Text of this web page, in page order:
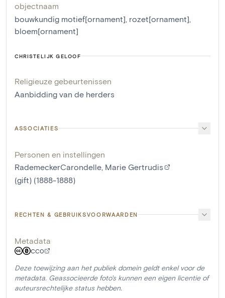
objectnaam
bouwkundig motief[ornament] rozet[ornament]
bloem[ornament]
CHRISTELIJK GELOOF
Religieuze gebeurtenissen
Aanbidding van de herders
ASSOCIATIES
Personen en instellingen
RademeckerCarondelle, Marie Gertrudis
(gift) (1888-1888)
RECHTEN & GEBRUIKSVOORWAARDEN
Metadata
CC0
Deze toewijzing aan het publiek domein geldt enkel voor de
metadata. Geassocieerde foto's kunnen een eigen licentie of
auteursrechtelijke status hebben.